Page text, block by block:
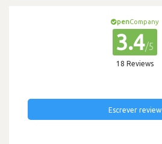
penCompany
3.4/5
18 Reviews
Escrever review